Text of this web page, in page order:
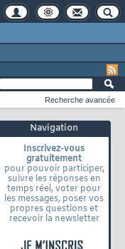
Navigation
Inscrivez-vous
gratuitement
pour pouvoir participer,
suivre les réponses en
temps réel, voter pour
les messages, poser vos
propres questions et
recevoir la newsletter
Recherche avancée